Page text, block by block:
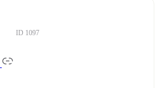
ID 1097